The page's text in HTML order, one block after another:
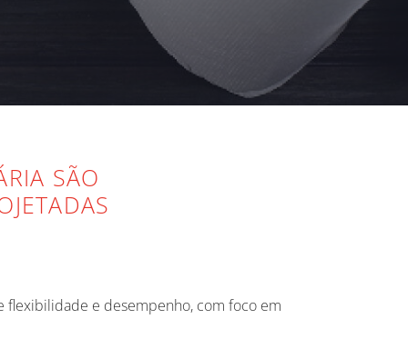
SÃO
flexibilidade e desempenho, com foco em